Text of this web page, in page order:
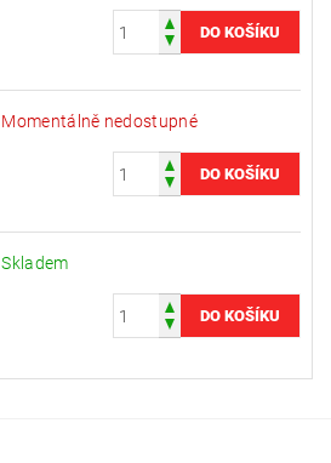
Momentálně nedostupné
Skladem